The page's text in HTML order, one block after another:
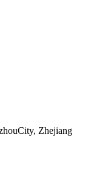
Zhejiang